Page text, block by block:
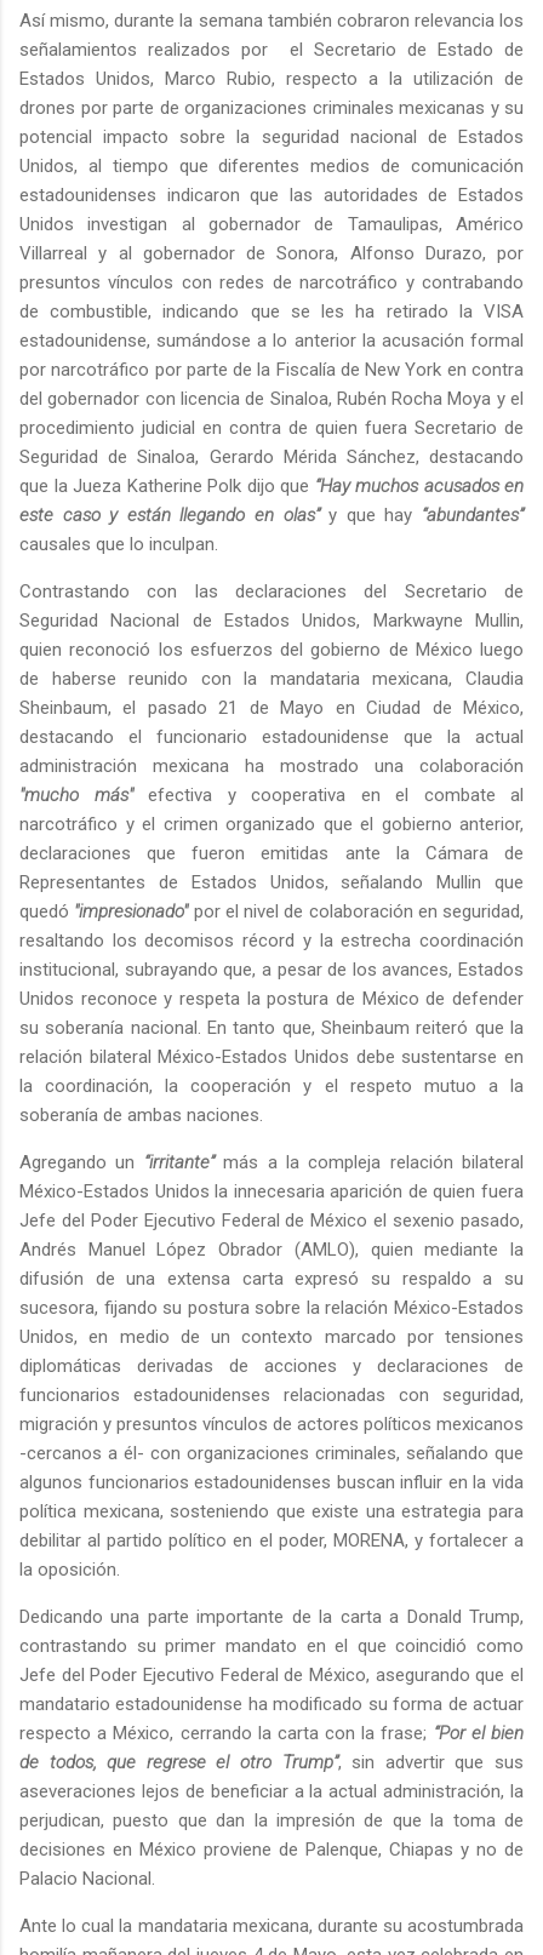
Así mismo, durante la semana también cobraron relevancia los
señalamientos realizados por el Secretario de Estado de
Estados Unidos, Marco Rubio, respecto a la utilización de
drones por parte de organizaciones criminales mexicanas y su
potencial impacto sobre la seguridad nacional de Estados
Unidos, al tiempo que diferentes medios de comunicación
estadounidenses indicaron que las autoridades de Estados
Unidos investigan al gobernador de Tamaulipas, Américo
Villarreal y al gobernador de Sonora, Alfonso Durazo, por
presuntos vínculos con redes de narcotráfico y contrabando
de combustible, indicando que se les ha retirado la VISA
estadounidense, sumándose a lo anterior la acusación formal
por narcotráfico por parte de la Fiscalía de New York en contra
del gobernador con licencia de Sinaloa, Rubén Rocha Moya y el
procedimiento judicial en contra de quien fuera Secretario de
Seguridad de Sinaloa, Gerardo Mérida Sánchez, destacando
que la Jueza Katherine Polk dijo que “Hay muchos acusados en
este caso y están llegando en olas”y que hay “abundantes”
causales que lo inculpan.
Contrastando con las declaraciones del Secretario de
Seguridad Nacional de Estados Unidos, Markwayne Mullin,
quien reconoció los esfuerzos del gobierno de México luego
de haberse reunido con la mandataria mexicana, Claudia
Sheinbaum, el pasado 21 de Mayo en Ciudad de México,
destacando el funcionario estadounidense que la actual
administración mexicana ha mostrado una colaboración
"mucho más"efectiva y cooperativa en el combate al
narcotráfico y el crimen organizado que el gobierno anterior,
declaraciones que fueron emitidas ante la Cámara de
Representantes de Estados Unidos, señalando Mullin que
quedó "impresionado"por el nivel de colaboración en seguridad,
resaltando los decomisos récord y la estrecha coordinación
institucional, subrayando que, a pesar de los avances, Estados
Unidos reconoce y respeta la postura de México de defender
su soberanía nacional. En tanto que, Sheinbaum reiteró que la
relación bilateral México-Estados Unidos debe sustentarse en
la coordinación, la cooperación y el respeto mutuo a la
soberanía de ambas naciones.
Agregando un “irritante”más a la compleja relación bilateral
México-Estados Unidos la innecesaria aparición de quien fuera
Jefe del Poder Ejecutivo Federal de México el sexenio pasado,
Andrés Manuel López Obrador (AMLO), quien mediante la
difusión de una extensa carta expresó su respaldo a su
sucesora, fijando su postura sobre la relación México-Estados
Unidos, en medio de un contexto marcado por tensiones
diplomáticas derivadas de acciones y declaraciones de
funcionarios estadounidenses relacionadas con seguridad,
migración y presuntos vínculos de actores políticos mexicanos
-cercanos a él- con organizaciones criminales, señalando que
algunos funcionarios estadounidenses buscan influir en la vida
política mexicana, sosteniendo que existe una estrategia para
debilitar al partido político en el poder, MORENA, y fortalecer a
la oposición.
Dedicando una parte importante de la carta a Donald Trump,
contrastando su primer mandato en el que coincidió como
Jefe del Poder Ejecutivo Federal de México, asegurando que el
mandatario estadounidense ha modificado su forma de actuar
respecto a México, cerrando la carta con la frase; “Por el bien
de todos, que regrese el otro Trump”, sin advertir que sus
aseveraciones lejos de beneficiar a la actual administración, la
perjudican, puesto que dan la impresión de que la toma de
decisiones en México proviene de Palenque, Chiapas y no de
Palacio Nacional.
Ante lo cual la mandataria mexicana, durante su acostumbrada